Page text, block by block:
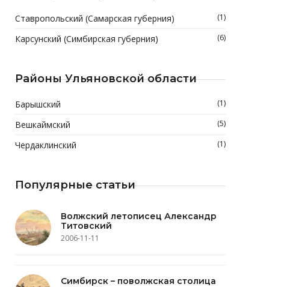
Ставропольский (Самарская губерния) (1)
Карсунский (Симбирская губерния) (6)
Районы Ульяновской области
Барышский (1)
Вешкаймский (5)
Чердаклинский (1)
Популярные статьи
Волжский летописец Александр
Титовский
2006-11-11
Симбирск – поволжская столица